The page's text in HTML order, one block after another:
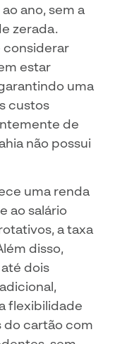
ao ano, sem a
zerada.
considerar
estar
uma
custos
de
não possui
uma renda
ao salário
a taxa
disso,
dois
flexibilidade
cartão com